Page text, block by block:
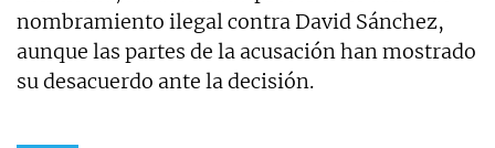
nombramiento ilegal contra David Sánchez,
aunque las partes de la acusación han mostrado
su desacuerdo ante la decisión.